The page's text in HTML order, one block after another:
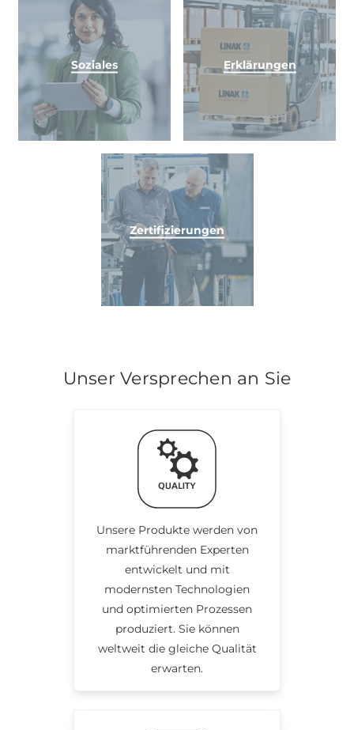
Soziales Erklärungen
Zertifizierungen
Unser Versprechen an Sie
Unsere Produkte werden von
marktführenden Experten
entwickelt und mit
modernsten Technologien
und optimierten Prozessen
produziert. Sie können
weltweit die gleiche Qualität
erwarten.